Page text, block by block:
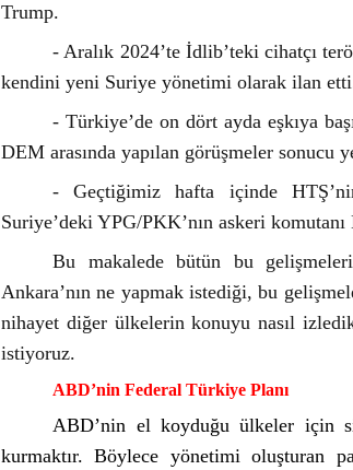
Trump.
- Aralık 2024’te İdlib’teki cihatçı
kendini yeni Suriye yönetimi olarak ilan
- Türkiye’de on dört ayda eşkıya
DEM arasında yapılan görüşmeler sonucu
- Geçtiğimiz hafta içinde
Suriye’deki YPG/PKK’nın askeri
Bu makalede bütün bu
Ankara’nın ne yapmak istediği, bu
nihayet diğer ülkelerin konuyu nasıl
istiyoruz.
ABD’nin Federal Türkiye Planı
ABD’nin el koyduğu ülkeler için
kurmaktır. Böylece yönetimi oluşturan